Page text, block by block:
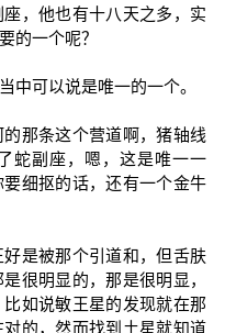
，他也有十八天之多，实
的一个呢？
中可以说是唯一的一个。
那条这个营道啊，猪轴线
蛇副座，嗯，这是唯一一
细抠的话，还有一个金牛
是被那个引道和，但舌肤
很明显的，那是很明显，
如说敏王星的发现就在那
的，然而找到土星就知道